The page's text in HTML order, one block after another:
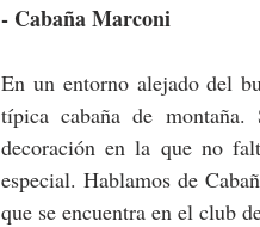
- Cabaña Marconi
En un entorno alejado del
típica cabaña de
decoración en la que no
especial. Hablamos de
que se encuentra en el club